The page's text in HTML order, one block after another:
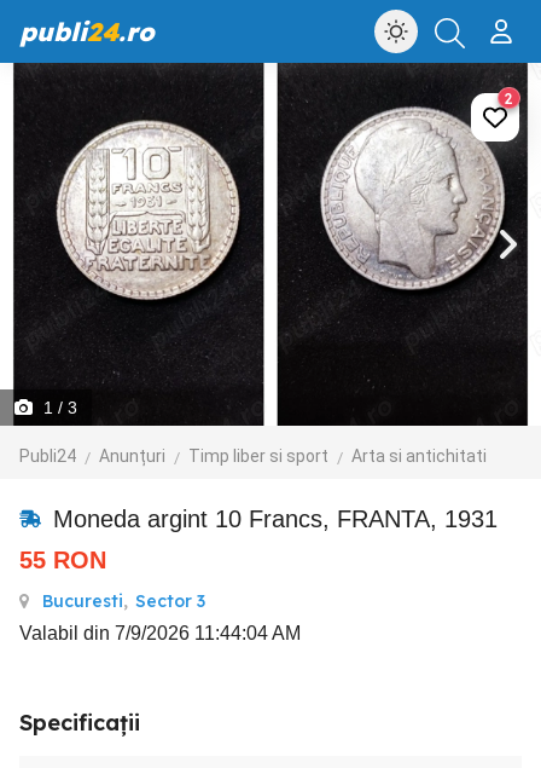
publi24.ro
1 / 3
Publi24 Anunțuri Timp liber si sport Arta si antichitati
2
Moneda argint 10 Francs, FRANTA, 1931
55 RON
Bucuresti, Sector 3
Valabil din 7/9/2026 11:44:04 AM
Specificații